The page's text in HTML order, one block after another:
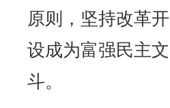
原则，坚持改革
设成为富强民主
斗。